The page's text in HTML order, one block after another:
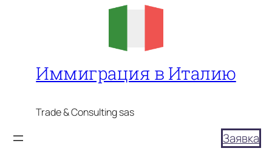
Иммиграция в Италию
Trade & Consulting sas
Заявка